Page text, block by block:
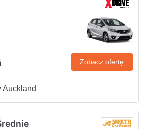
Zobacz ofertę
Auckland